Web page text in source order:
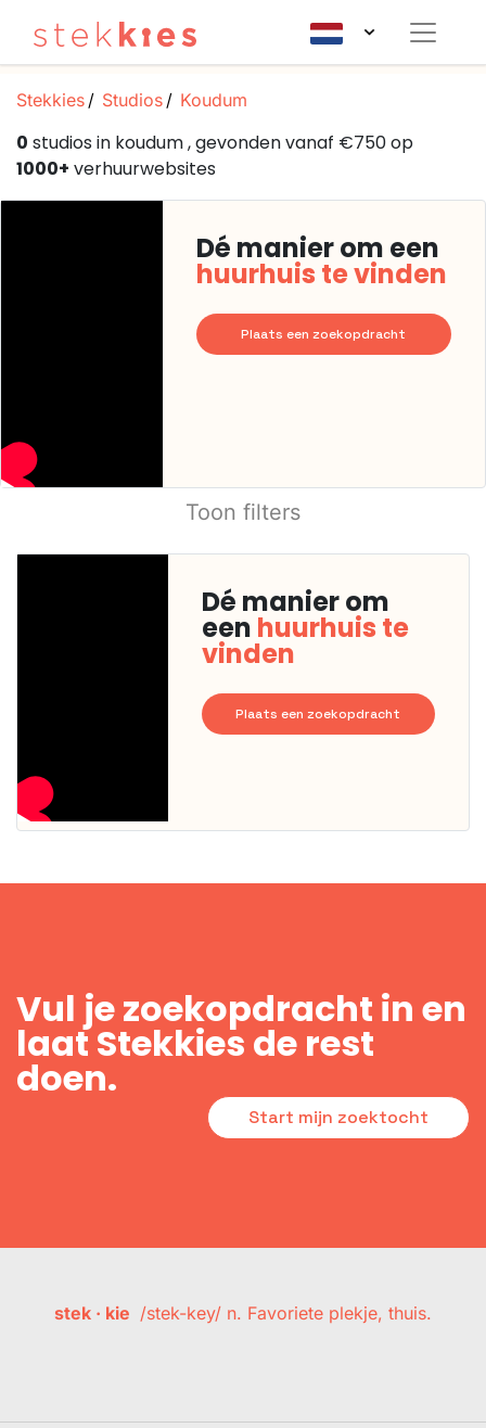
Stekkies Studios Koudum
0 studios in koudum , gevonden vanaf €750 op
1000+ verhuurwebsites
Dé manier om een
huurhuis te vinden
Plaats een zoekopdracht
Toon filters
Dé manier om
een huurhuis te
vinden
Plaats een zoekopdracht
Vul je zoekopdracht in en
laat Stekkies de rest
doen.
Start mijn zoektocht
stek · kie /stek-key/ n. Favoriete plekje, thuis.